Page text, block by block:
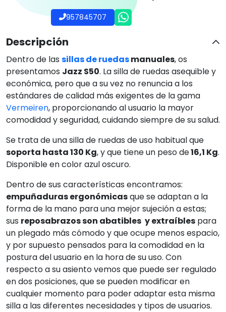
957845707
Descripción
Dentro de las sillas de ruedasmanuales, os
presentamos Jazz S50. La silla de ruedas asequible y
económica, pero que a su vez no renuncia a los
estándares de calidad más exigentes de la gama
Vermeiren, proporcionando al usuario la mayor
comodidad y seguridad, cuidando siempre de su salud.
Se trata de una silla de ruedas de uso habitual que
soporta hasta 130 Kg, y que tiene un peso de16,1 Kg.
Disponible en color azul oscuro.
Dentro de sus características encontramos:
empuñaduras ergonómicasque se adaptan a la
forma de la mano para una mejor sujeción a estas;
sus reposabrazos son abatibles y extraíbles para
un plegado más cómodo y que ocupe menos espacio,
y por supuesto pensados para la comodidad en la
postura del usuario en la hora de su uso. Con
respecto a su asiento vemos que puede ser regulado
en dos posiciones, que se pueden modificar en
cualquier momento para poder adaptar esta misma
silla a las diferentes necesidades y tipos de usuarios.